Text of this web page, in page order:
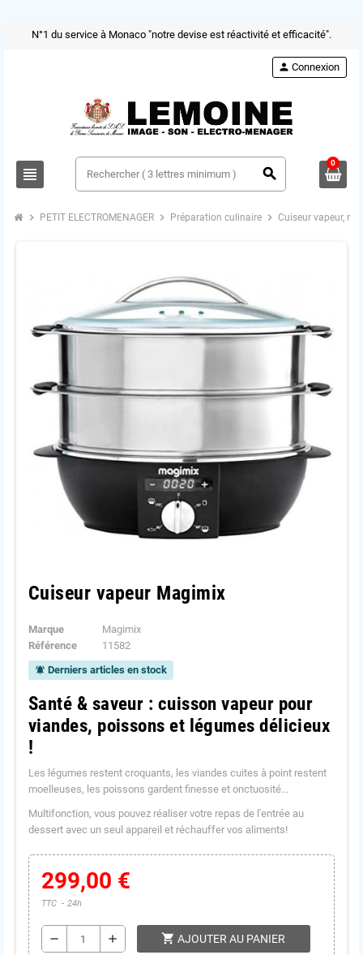
N°1 du service à Monaco "notre devise est réactivité et efficacité".
view_headline search
person Connexion
0
chevron_right PETIT ELECTROMENAGER chevron_right Préparation culinaire chevron_right Cuiseur vapeur, riz,
Cuiseur vapeur Magimix
Marque
Magimix
Référence
11582
notifications_active Derniers articles en stock
Santé & saveur : cuisson vapeur pour
viandes, poissons et légumes délicieux
!
Les légumes restent croquants, les viandes cuites à point restent
moelleuses, les poissons gardent finesse et onctuosité...
Multifonction, vous pouvez réaliser votre repas de l'entrée au
dessert avec un seul appareil et réchauffer vos aliments!
299,00 €
TTC 24h
remove add shopping_cart AJOUTER AU PANIER